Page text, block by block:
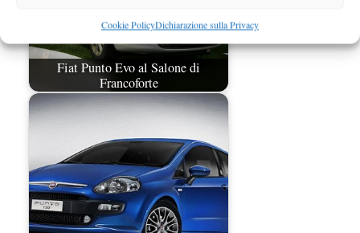
Cookie PolicyDichiarazione sulla Privacy
Fiat Punto Evo al Salone di
Francoforte